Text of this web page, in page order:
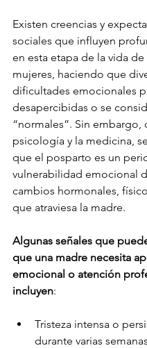
Existen creencias y
sociales que influyen
en esta etapa de la vida de
mujeres, haciendo que
dificultades emocionales
desapercibidas o se
“normales”. Sin embargo,
psicología y la medicina,
que el posparto es un
vulnerabilidad emocional
cambios hormonales,
que atraviesa la madre.
Algunas señales que
que una madre necesita
emocional o atención
incluyen:
Tristeza intensa o
durante varias